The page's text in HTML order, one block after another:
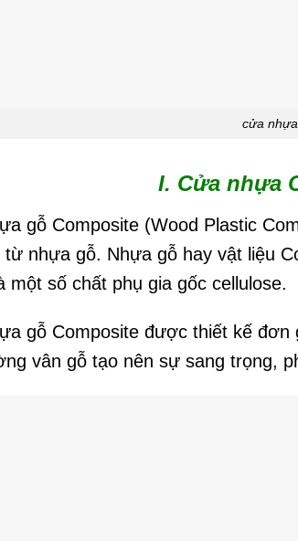
cửa
I. Cửa nhựa
gỗ Composite (Wood Plastic
từ nhựa gỗ. Nhựa gỗ hay vật liệu
một số chất phụ gia gốc cellulose.
gỗ Composite được thiết kế
vân gỗ tạo nên sự sang trọng,